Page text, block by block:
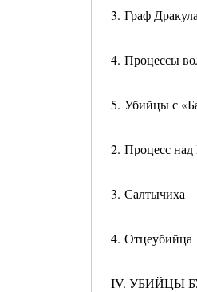
3. Граф Дракула
4. Процессы
5. Убийцы с
2. Процесс
3. Салтычиха
4. Отцеубийца
IV. УБИЙЦЫ